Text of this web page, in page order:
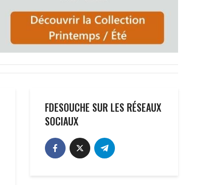
FDESOUCHE SUR LES RÉSEAUX
SOCIAUX